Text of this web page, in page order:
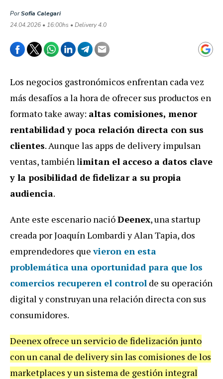
PorSofia Calegari
24.04.2026 • 16:00hs • Delivery 4.0
Los negocios gastronómicos enfrentan cada vez
más desafíos a la hora de ofrecer sus productos en
formato take away: altas comisiones, menor
rentabilidad y poca relación directa con sus
clientes. Aunque las apps de delivery impulsan
ventas, también limitan el acceso a datos clave
y la posibilidad de fidelizar a su propia
audiencia.
Ante este escenario nacióDeenex, una startup
creada por Joaquín Lombardi y Alan Tapia, dos
emprendedores quevieron en esta
problemática una oportunidad para que los
comercios recuperen el control de su operación
digital y construyan una relación directa con sus
consumidores.
Deenex ofrece un servicio de fidelización junto
con un canal de delivery sin las comisiones de los
marketplaces y un sistema de gestión integral